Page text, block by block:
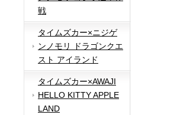
戦
タイムズカー×ニジゲ
ンノモリ ドラゴンクエ
スト アイランド
タイムズカー×AWAJI
HELLO KITTY APPLE
LAND